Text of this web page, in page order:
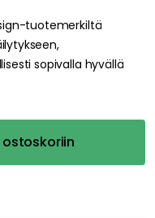
tuotemerkiltä
sopivalla hyvällä
ostoskoriin